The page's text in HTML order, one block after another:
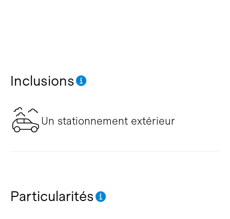
Inclusions
Un stationnement extérieur
Particularités